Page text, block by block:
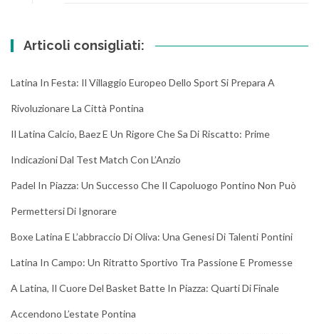
Articoli consigliati:
Latina In Festa: Il Villaggio Europeo Dello Sport Si Prepara A
Rivoluzionare La Città Pontina
Il Latina Calcio, Baez E Un Rigore Che Sa Di Riscatto: Prime
Indicazioni Dal Test Match Con L’Anzio
Padel In Piazza: Un Successo Che Il Capoluogo Pontino Non Può
Permettersi Di Ignorare
Boxe Latina E L’abbraccio Di Oliva: Una Genesi Di Talenti Pontini
Latina In Campo: Un Ritratto Sportivo Tra Passione E Promesse
A Latina, Il Cuore Del Basket Batte In Piazza: Quarti Di Finale
Accendono L’estate Pontina